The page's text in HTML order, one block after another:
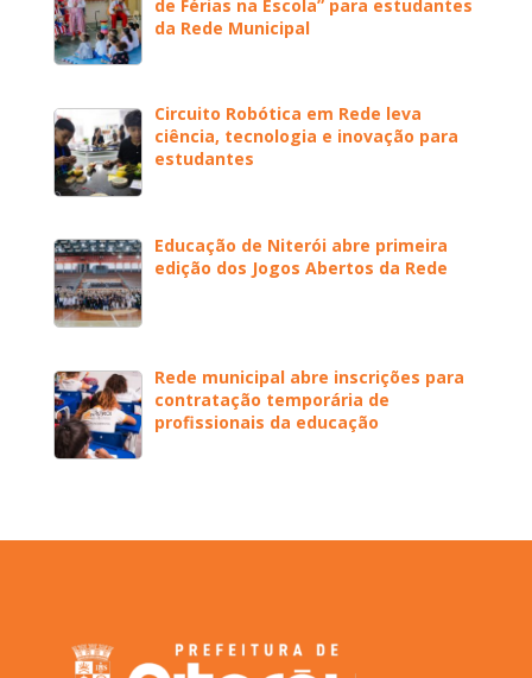
de Férias na Escola” para estudantes
da Rede Municipal
Circuito Robótica em Rede leva
ciência, tecnologia e inovação para
estudantes
Educação de Niterói abre primeira
edição dos Jogos Abertos da Rede
Rede municipal abre inscrições para
contratação temporária de
profissionais da educação